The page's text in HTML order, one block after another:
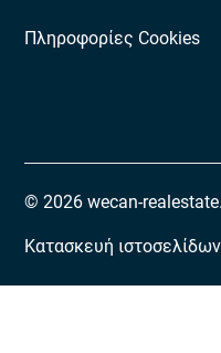
Πληροφορίες Cookies
© 2026 wecan-
Κατασκευή